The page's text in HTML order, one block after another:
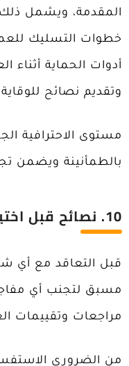
المقدمة، ويشمل ذلك
خطوات التسليك
أدوات الحماية أثناء
وتقديم نصائح
مستوى الاحترافية
بالطمأنينة ويضمن
10. نصائح قبل
قبل التعاقد مع أي
مسبق لتجنب أي
مراجعات وتقييمات
من الضروري